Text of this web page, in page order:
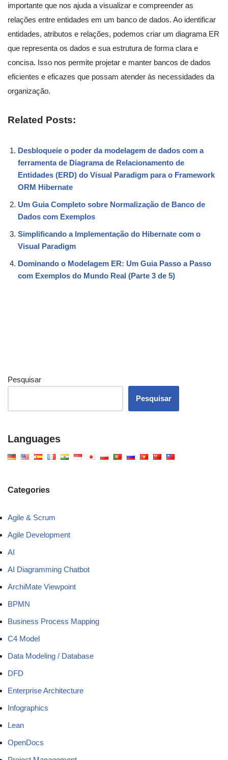
importante que nos ajuda a visualizar e compreender as
relações entre entidades em um banco de dados. Ao identificar
entidades, atributos e relações, podemos criar um diagrama ER
que representa os dados e sua estrutura de forma clara e
concisa. Isso nos permite projetar e manter bancos de dados
eficientes e eficazes que possam atender às necessidades da
organização.
Related Posts:
Desbloqueie o poder da modelagem de dados com a
ferramenta de Diagrama de Relacionamento de
Entidades (ERD) do Visual Paradigm para o Framework
ORM Hibernate
Um Guia Completo sobre Normalização de Banco de
Dados com Exemplos
Simplificando a Implementação do Hibernate com o
Visual Paradigm
Dominando o Modelagem ER: Um Guia Passo a Passo
com Exemplos do Mundo Real (Parte 3 de 5)
Pesquisar
Pesquisar
Languages
Categories
Agile & Scrum
Agile Development
AI
AI Diagramming Chatbot
ArchiMate Viewpoint
BPMN
Business Process Mapping
C4 Model
Data Modeling / Database
DFD
Enterprise Architecture
Infographics
Lean
OpenDocs